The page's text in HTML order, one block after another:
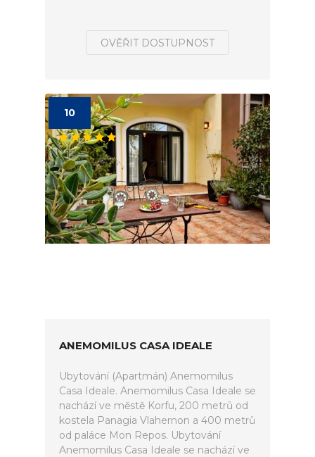
OVĚŘIT DOSTUPNOST
10
ANEMOMILUS CASA IDEALE
Ubytování (Apartmán) Anemomilus
Casa Ideale. Anemomilus Casa Ideale se
nachází ve městě Korfu, 200 metrů od
kostela Panagia Vlahernon a 400 metrů
od paláce Mon Repos. Ubytování
Anemomilus Casa Ideale se nachází ve